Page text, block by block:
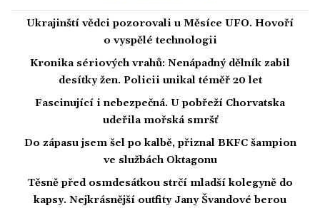
Ukrajinští vědci pozorovali u Měsíce UFO. Hovoří
o vyspělé technologii
Kronika sériových vrahů: Nenápadný dělník zabil
desítky žen. Policii unikal téměř 20 let
Fascinující i nebezpečná. U pobřeží Chorvatska
udeřila mořská smršť
Do zápasu jsem šel po kalbě, přiznal BKFC šampion
ve službách Oktagonu
Těsně před osmdesátkou strčí mladší kolegyně do
kapsy. Nejkrásnější outfity Jany Švandové berou